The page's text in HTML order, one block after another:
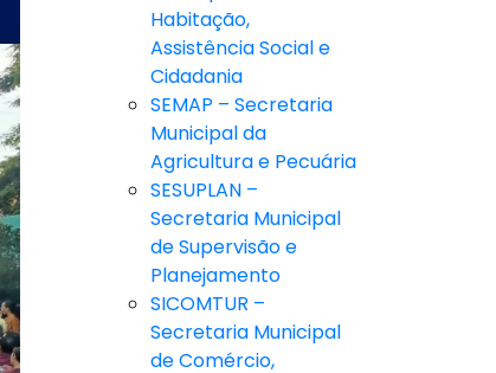
Habitação,
Assistência Social e
Cidadania
SEMAP – Secretaria
Municipal da
Agricultura e Pecuária
SESUPLAN –
Secretaria Municipal
de Supervisão e
Planejamento
SICOMTUR –
Secretaria Municipal
de Comércio,